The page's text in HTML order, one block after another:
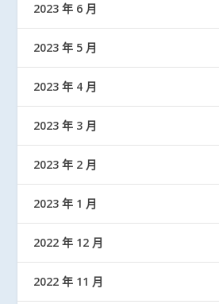
2023 年 6 月
2023 年 5 月
2023 年 4 月
2023 年 3 月
2023 年 2 月
2023 年 1 月
2022 年 12 月
2022 年 11 月